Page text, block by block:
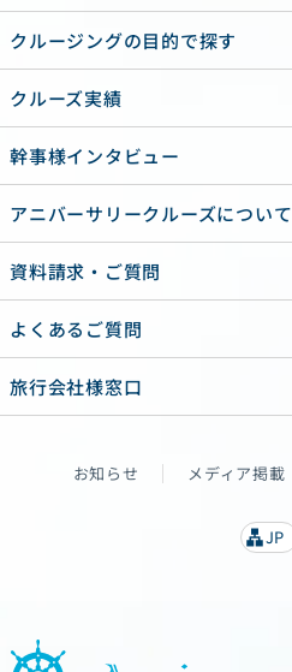
クルージングの目的で探す
クルーズ実績
幹事様インタビュー
アニバーサリークルーズについて
資料請求・ご質問
よくあるご質問
旅行会社様窓口
お知らせ メディア掲載
lan
g
JP